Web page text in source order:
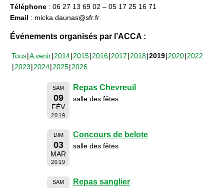
Téléphone : 06 27 13 69 02 – 05 17 25 16 71
Email : micka.daunas@sfr.fr
Événements organisés par l’ACCA :
Tous A venir 2014 2015 2016 2017 2018 2019 2020 2022
2023 2024 2025 2026
SAM
09
FÉV
2019
Repas Chevreuil
salle des fêtes
DIM
03
MAR
2019
Concours de belote
salle des fêtes
SAM Repas sanglier